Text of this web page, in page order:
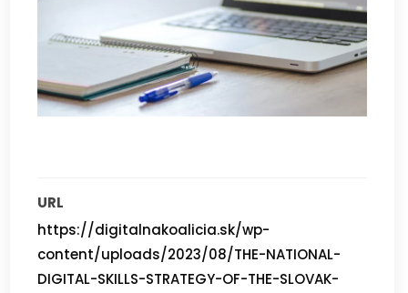
URL
https://digitalnakoalicia.sk/wp-
content/uploads/2023/08/THE-NATIONAL-
DIGITAL-SKILLS-STRATEGY-OF-THE-SLOVAK-